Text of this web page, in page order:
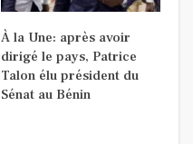
À la Une: après avoir
dirigé le pays, Patrice
Talon élu président du
Sénat au Bénin